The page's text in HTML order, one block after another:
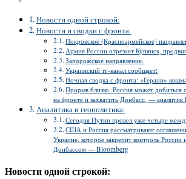
Новости одной строкой:
Новости и сводки с фронта:
Покровское (Красноармейское)
Армия России отрезает Купянск,
Запорожское направление.
Украинский тг-канал сообщает:
Ночная сводка с фронта: «Герани»
Прорыв близко: Россия может добиться
на фронте и захватить Донбасс, —
Аналитика и геополитика:
Сегодня Путин провел уже четыре
США и Россия рассматривают
Украине, которое закрепит контроль
Донбассом — Bloomberg
Новости одной строкой: